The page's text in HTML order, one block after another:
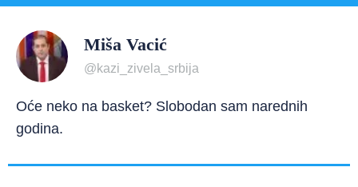
Miša Vacić
@kazi_zivela_srbija
Oće neko na basket? Slobodan sam narednih
godina.